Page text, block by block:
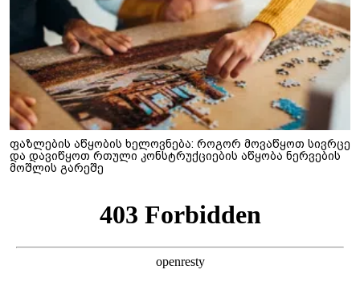
ფაზლების აწყობის ხელოვნება: როგორ მოვაწყოთ სივრცე
და დავიწყოთ რთული კონსტრუქციების აწყობა ნერვების
მოშლის გარეშე